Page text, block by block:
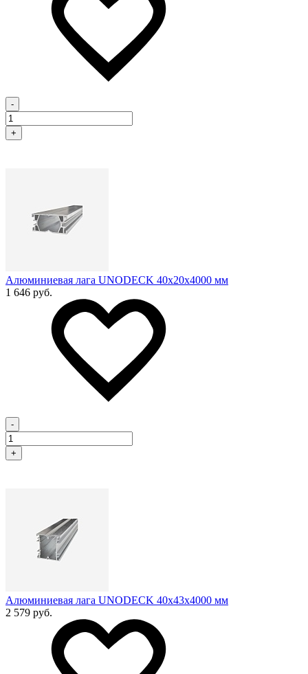
-
+
Алюминиевая лага UNODECK 40х20x4000 мм
1 646 руб.
-
+
Алюминиевая лага UNODECK 40х43x4000 мм
2 579 руб.